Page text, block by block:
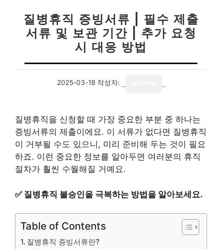
질병휴직 증빙서류 | 필수 제출
서류 및 보관 기간 | 추가 요청
시 대응 방법
2025-03-18 작성자:
질병휴직을 신청할 때 가장 중요한 부분 중 하나는
증빙서류의 제출이에요. 이 서류가 없다면 질병휴직
이 거부될 수도 있으니, 미리 준비해 두는 것이 필요
하죠. 이런 중요한 정보를 알아두면 여러분의 휴직
절차가 훨씬 수월해질 거예요.
✅ 질병휴직 불승인을 극복하는 방법을 알아보세요.
Table of Contents
질병휴직 증빙서류란?